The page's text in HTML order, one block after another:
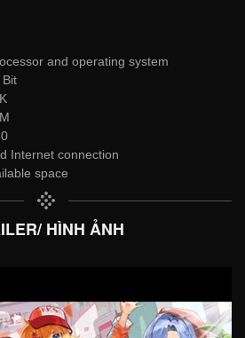
and operating system
Internet connection
space
HÌNH ẢNH